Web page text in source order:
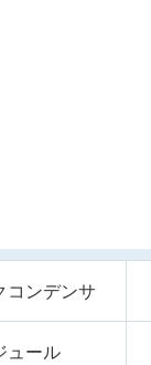
コンデンサ
ュール